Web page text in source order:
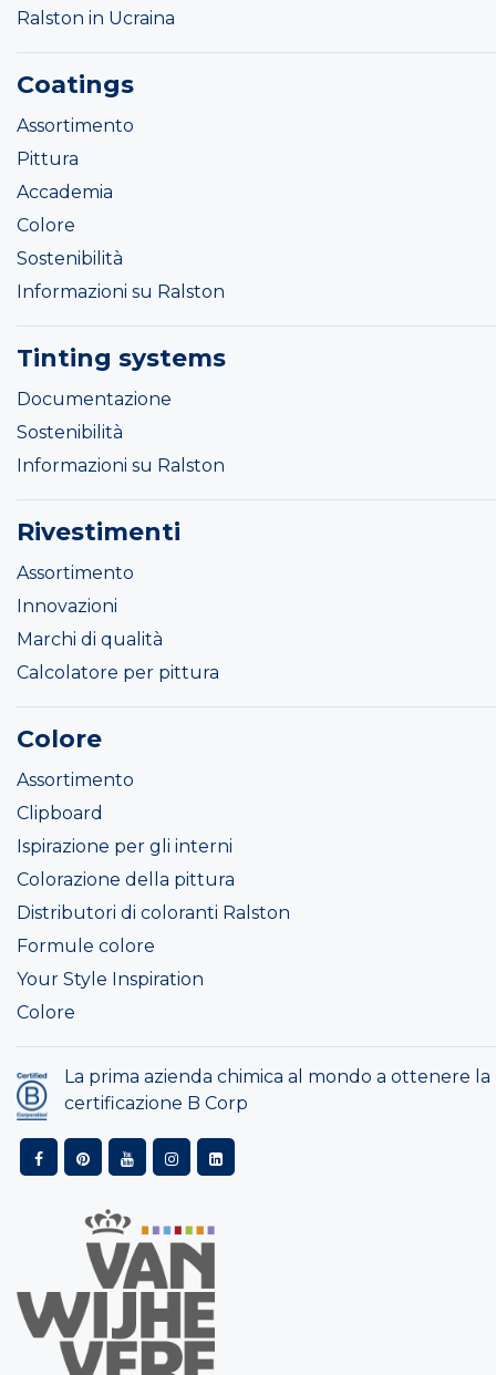
Ralston in Ucraina
Coatings
Assortimento
Pittura
Accademia
Colore
Sostenibilità
Informazioni su Ralston
Tinting systems
Documentazione
Sostenibilità
Informazioni su Ralston
Rivestimenti
Assortimento
Innovazioni
Marchi di qualità
Calcolatore per pittura
Colore
Assortimento
Clipboard
Ispirazione per gli interni
Colorazione della pittura
Distributori di coloranti Ralston
Formule colore
Your Style Inspiration
Colore
La prima azienda chimica al mondo a ottenere la
certificazione B Corp